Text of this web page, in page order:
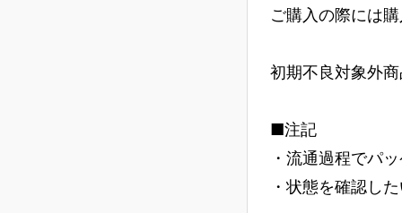
ご購入の際には
初期不良対象外
■注記
・流通過程でパ
・状態を確認し